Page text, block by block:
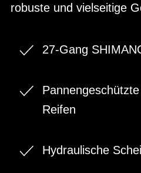
robuste und vielseitige
27-Gang
Reifen
Hydraulische